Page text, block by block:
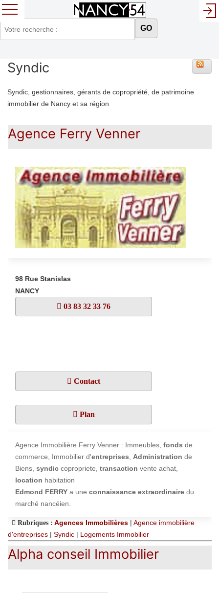
GO
Syndic
Syndic, gestionnaires, gérants de copropriété, de patrimoine
immobilier de Nancy et sa région
Agence Ferry Venner
98 Rue Stanislas
NANCY
03 83 32 33 76
Contact
Plan
Agence Immobilière Ferry Venner : Immeubles, fonds de
commerce, Immobilier d'entreprises, Administration de
Biens, syndic copropriete, transaction vente achat,
location habitation
Edmond FERRY a une connaissance extraordinaire du
marché nancéien.
Rubriques : Agences Immobilières | Agence immobilière
d'entreprises | Syndic | Logements Immobilier
Alpha conseil Immobilier